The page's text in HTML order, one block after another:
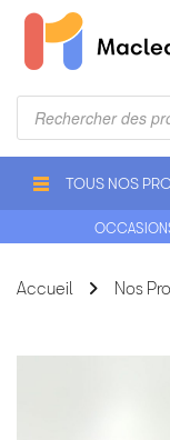
Recherche
produits
TOUS NOS
Accueil Nos